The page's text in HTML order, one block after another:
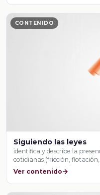
CONTENIDO
Siguiendo las leyes
identifica y describe la
cotidianas (fricción, flotación,
Ver contenido